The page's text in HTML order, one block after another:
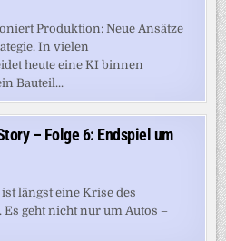
Produktion: Neue Ansätze
In vielen
heute eine KI binnen
Bauteil...
– Folge 6: Endspiel um
längst eine Krise des
geht nicht nur um Autos –